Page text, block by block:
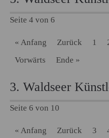
Seite 4 von 6
« Anfang Zurück 1
Vorwärts
Ende »
3. Waldseer
Seite 6 von 10
« Anfang Zurück 3